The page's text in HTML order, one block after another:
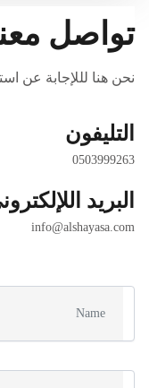
تواصل
نحن هنا لللإجابة عن
التليفون
0503999263
البريد
info@alshayasa.com